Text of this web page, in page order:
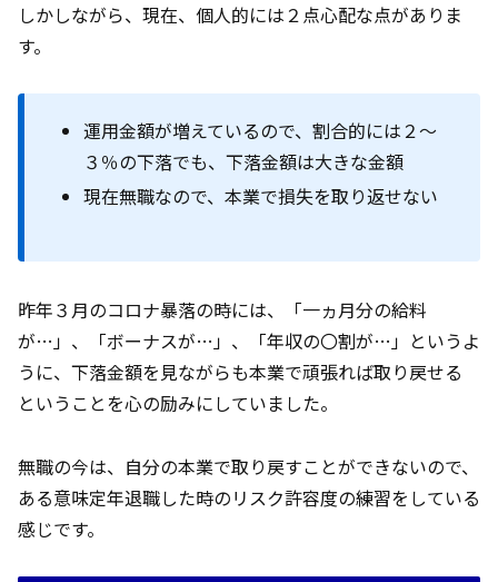
しかしながら、現在、個人的には２点心配な点がありま
す。
運用金額が増えているので、割合的には２～
３％の下落でも、下落金額は大きな金額
現在無職なので、本業で損失を取り返せない
昨年３月のコロナ暴落の時には、「一ヵ月分の給料
が…」、「ボーナスが…」、「年収の〇割が…」というよ
うに、下落金額を見ながらも本業で頑張れば取り戻せる
ということを心の励みにしていました。
無職の今は、自分の本業で取り戻すことができないので、
ある意味定年退職した時のリスク許容度の練習をしている
感じです。